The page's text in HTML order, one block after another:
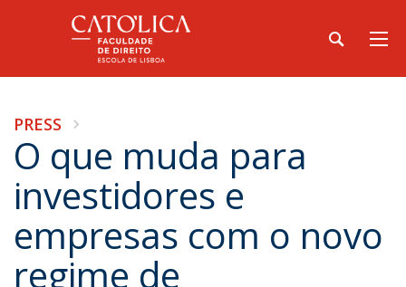
PRESS
O que muda para
investidores e
empresas com o novo
regime de